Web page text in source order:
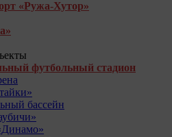
«Ружа-Хутор»
футбольный стадион
бассейн